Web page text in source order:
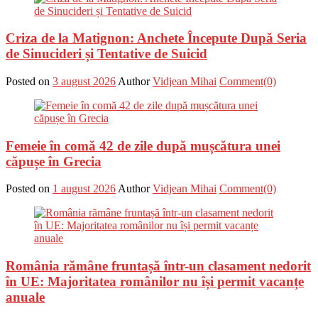
Criza de la Matignon: Anchete Începute După Seria
de Sinucideri și Tentative de Suicid
Posted on 3 august 2026 Author Vidjean Mihai Comment(0)
Femeie în comă 42 de zile după mușcătura unei
căpușe în Grecia
Posted on 1 august 2026Author Vidjean Mihai Comment(0)
România rămâne fruntașă într-un clasament nedorit
în UE: Majoritatea românilor nu își permit vacanțe
anuale